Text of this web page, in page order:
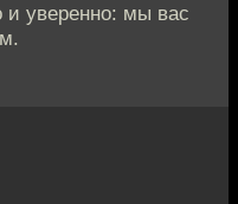
и уверенно: мы вас